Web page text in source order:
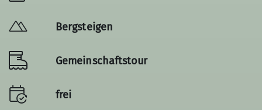
Bergsteigen
Gemeinschaftstour
frei